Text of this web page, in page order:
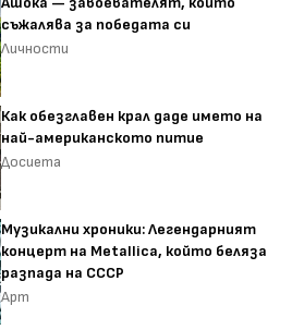
съжалява за победата си
Личности
Как обезглавен крал даде името на
най-американското питие
Досиета
Музикални хроники: Легендарният
концерт на Metallica, който беляза
разпада на СССР
Арт